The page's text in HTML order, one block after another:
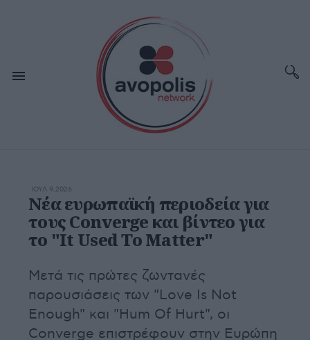
ΙΟΥΛ 9,2026
Νέα ευρωπαϊκή περιοδεία για
τους Converge και βίντεο για
το "It Used To Matter"
Μετά τις πρώτες ζωντανές
παρουσιάσεις των "Love Is Not
Enough" και "Hum Of Hurt", οι
Converge επιστρέφουν στην Ευρώπη